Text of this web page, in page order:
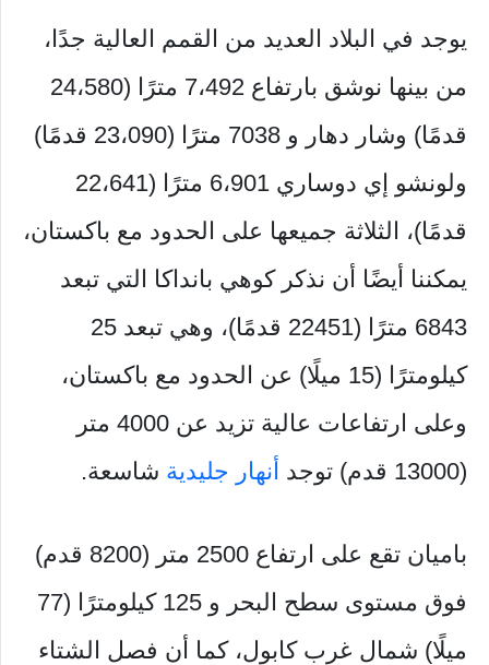
يوجد في البلاد العديد من القمم العالية جدًا،
من بينها نوشق بارتفاع 7،492 مترًا (24،580
قدمًا) وشار دهار و 7038 مترًا (23،090 قدمًا)
ولونشو إي دوساري 6،901 مترًا (22،641
قدمًا)، الثلاثة جميعها على الحدود مع باكستان،
يمكننا أيضًا أن نذكر كوهي بانداكا التي تبعد
6843 مترًا (22451 قدمًا)، وهي تبعد 25
كيلومترًا (15 ميلًا) عن الحدود مع باكستان،
وعلى ارتفاعات عالية تزيد عن 4000 متر
(13000 قدم) توجد
أنهار جليدية شاسعة.
باميان تقع على ارتفاع 2500 متر (8200 قدم)
فوق مستوى سطح البحر و 125 كيلومترًا (77
ميلًا) شمال غرب كابول، كما أن فصل الشتاء